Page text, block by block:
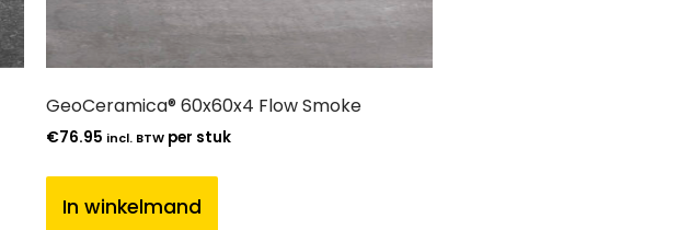
GeoCeramica® 60x60x4 Flow Smoke
€76.95 incl. BTW per stuk
In winkelmand